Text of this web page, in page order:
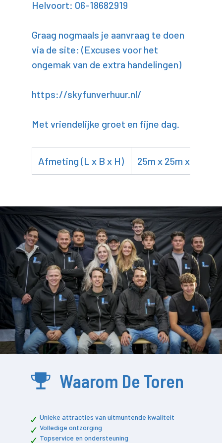
Helvoort: 06-18682919
Graag nogmaals je aanvraag te doen
via de site: (Excuses voor het
ongemak van de extra handelingen)
https://skyfunverhuur.nl/
Met vriendelijke groet en fijne dag.
Afmeting (L x B x H) 25m x 25m x 35m
Waarom De Toren
Unieke attracties van uitmuntende kwaliteit
Volledige ontzorging
Topservice en ondersteuning